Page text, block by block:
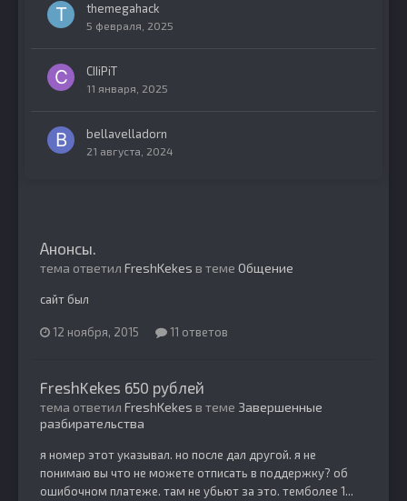
themegahack
5 февраля, 2025
CIIiPiT
11 января, 2025
bellavelladorn
21 августа, 2024
Анонсы.
тема ответил FreshKekes в теме Общение
сайт был
12 ноября, 2015 11 ответов
FreshKekes 650 рублей
тема ответил FreshKekes в теме Завершенные
разбирательства
я номер этот указывал. но после дал другой. я не
понимаю вы что не можете отписать в поддержку? об
ошибочном платеже. там не убьют за это. темболее 1...